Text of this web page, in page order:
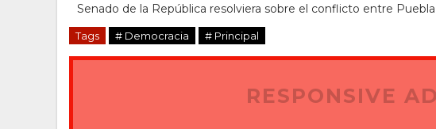
Senado de la República resolviera sobre el conflicto entre Puebla
Tags # Democracia # Principal
RESPONSIVE